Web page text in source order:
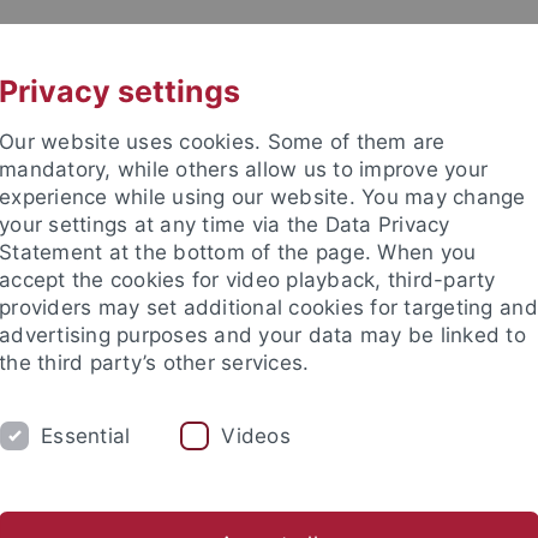
FORSCHUNG
Zentren und Institute Nachwuchsförderung
Privacy settings
Our website uses cookies. Some of them are
mandatory, while others allow us to improve your
experience while using our website. You may change
your settings at any time via the Data Privacy
Statement at the bottom of the page. When you
accept the cookies for video playback, third-party
providers may set additional cookies for targeting and
advertising purposes and your data may be linked to
the third party’s other services.
Essential Videos